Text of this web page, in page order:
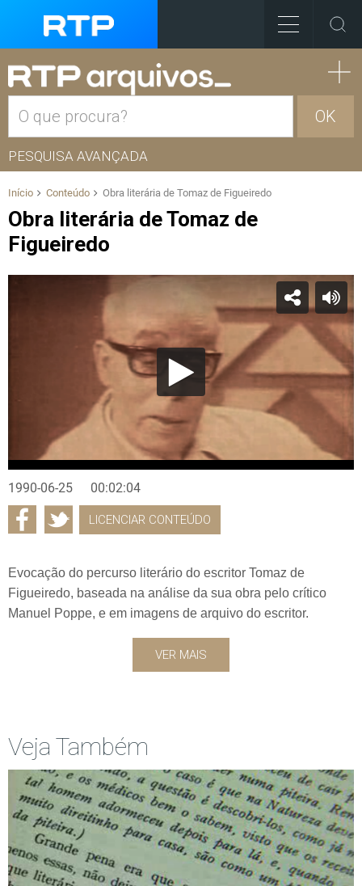
OK
PESQUISA AVANÇADA
Início Conteúdo Obra literária de Tomaz de Figueiredo
Obra literária de Tomaz de
Figueiredo
1990-06-25 00:02:04
LICENCIAR CONTEÚDO
Evocação do percurso literário do escritor Tomaz de
Figueiredo, baseada na análise da sua obra pelo crítico
Manuel Poppe, e em imagens de arquivo do escritor.
VER MAIS
Veja Também